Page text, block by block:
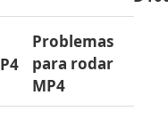
Problemas
para rodar
MP4